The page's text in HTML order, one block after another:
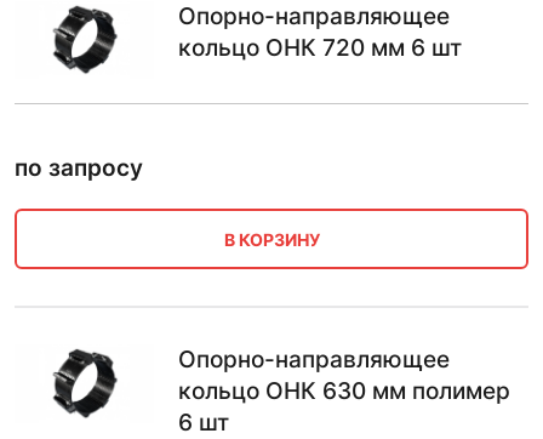
Опорно-направляющее
кольцо ОНК 720 мм 6 шт
по запросу
В КОРЗИНУ
Опорно-направляющее
кольцо ОНК 630 мм полимер
6 шт